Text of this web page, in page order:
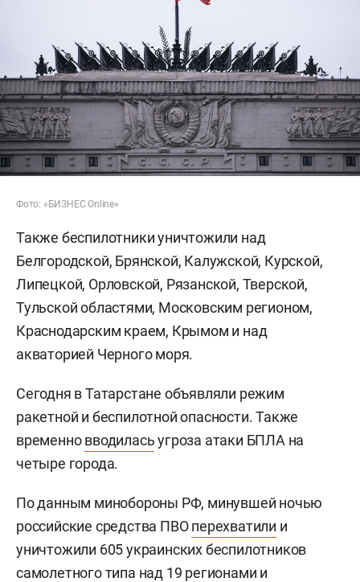
Фото: «БИЗНЕС Online»
Также беспилотники уничтожили над
Белгородской, Брянской, Калужской, Курской,
Липецкой, Орловской, Рязанской, Тверской,
Тульской областями, Московским регионом,
Краснодарским краем, Крымом и над
акваторией Черного моря.
Сегодня в Татарстане объявляли режим
ракетной и беспилотной опасности. Также
временновводиласьугроза атаки БПЛА на
четыре города.
По данным минобороны РФ, минувшей ночью
российские средства ПВОперехватили и
уничтожили 605 украинских беспилотников
самолетного типа над 19 регионами и